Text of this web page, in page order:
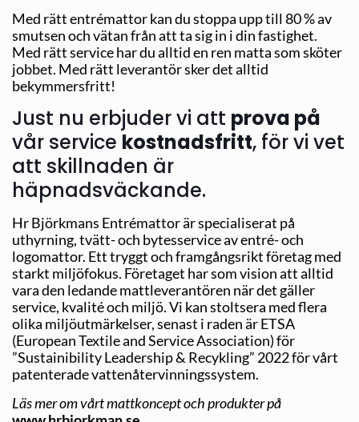
Med rätt entrémattor kan du stoppa upp till 80 % av
smutsen och vätan från att ta sig in i din fastighet.
Med rätt service har du alltid en ren matta som sköter
jobbet. Med rätt leverantör sker det alltid
bekymmersfritt!
Just nu erbjuder vi att prova på
vår service kostnadsfritt, för vi vet
att skillnaden är
häpnadsväckande.
Hr Björkmans Entrémattor är specialiserat på
uthyrning, tvätt- och bytesservice av entré- och
logomattor. Ett tryggt och framgångsrikt företag med
starkt miljöfokus. Företaget har som vision att alltid
vara den ledande mattleverantören när det gäller
service, kvalité och miljö. Vi kan stoltsera med flera
olika miljöutmärkelser, senast i raden är ETSA
(European Textile and Service Association) för
”Sustainibility Leadership & Recykling” 2022 för vårt
patenterade vattenåtervinningssystem.
Läs mer om vårt mattkoncept och produkter på